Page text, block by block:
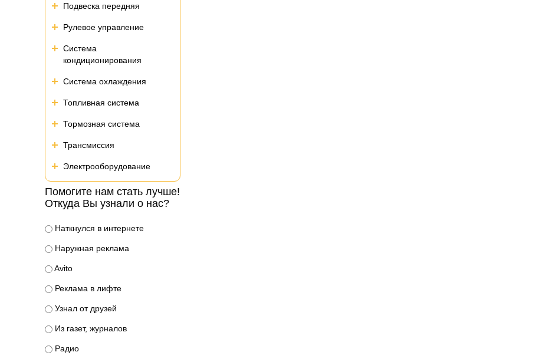
Подвеска передняя
Рулевое управление
Система
кондиционирования
Система охлаждения
Топливная система
Тормозная система
Трансмиссия
Электрооборудование
Помогите нам стать лучше!
Откуда Вы узнали о нас?
Наткнулся в интернете
Наружная реклама
Avito
Реклама в лифте
Узнал от друзей
Из газет, журналов
Радио